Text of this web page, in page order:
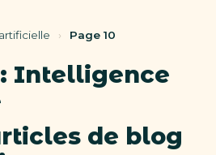
› Page 10
Intelligence
de blog